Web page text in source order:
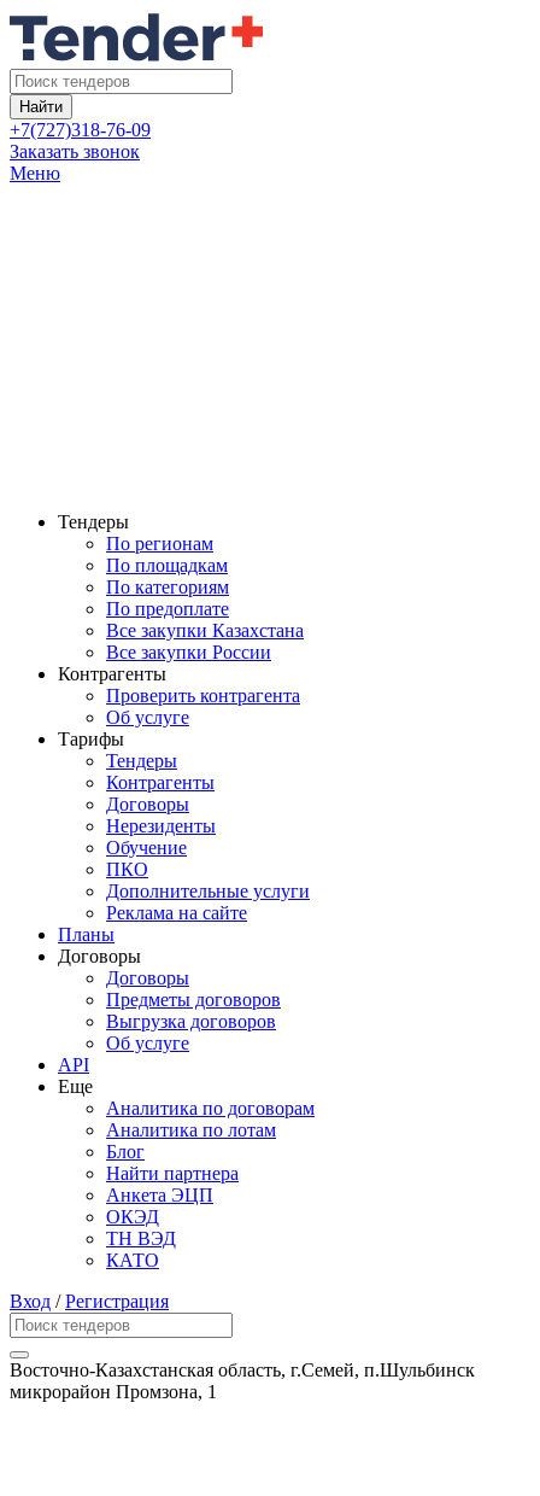
Найти
+7(727)318-76-09
Заказать звонок
Меню
Тендеры
По регионам
По площадкам
По категориям
По предоплате
Все закупки Казахстана
Все закупки России
Контрагенты
Проверить контрагента
Об услуге
Тарифы
Тендеры
Контрагенты
Договоры
Нерезиденты
Обучение
ПКО
Дополнительные услуги
Реклама на сайте
Планы
Договоры
Договоры
Предметы договоров
Выгрузка договоров
Об услуге
API
Еще
Аналитика по договорам
Аналитика по лотам
Блог
Найти партнера
Анкета ЭЦП
ОКЭД
ТН ВЭД
КАТО
Вход /Регистрация
Восточно-Казахстанская область, г.Семей, п.Шульбинск
микрорайон Промзона, 1